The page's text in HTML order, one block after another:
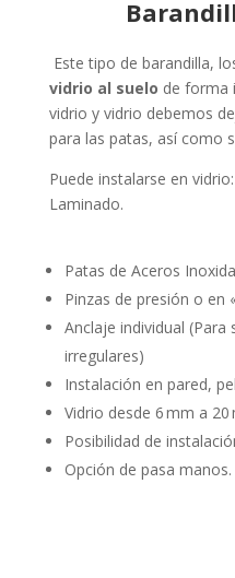
Este tipo de barandilla, l
vidrio al suelo de forma
vidrio y vidrio debemos
para las patas, así como
Puede instalarse en vidrio:
Laminado.
Patas de Aceros
Pinzas de presión o en
Anclaje individual (Para
irregulares)
Instalación en pared,
Vidrio desde 6 mm a 20
Posibilidad de
Opción de pasa manos.